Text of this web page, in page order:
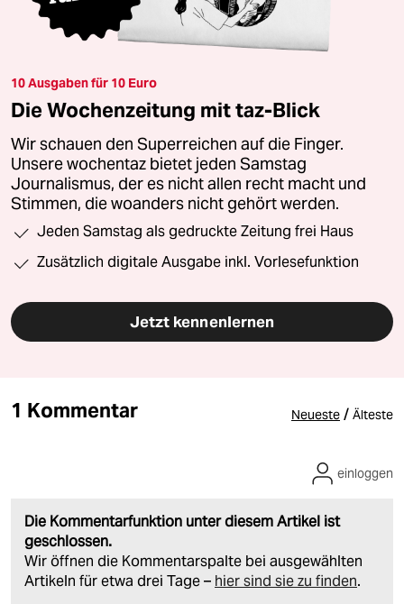
10 Ausgaben für 10 Euro
Die Wochenzeitung mit taz-Blick
Wir schauen den Superreichen auf die Finger.
Unsere wochentaz bietet jeden Samstag
Journalismus, der es nicht allen recht macht und
Stimmen, die woanders nicht gehört werden.
Jeden Samstag als gedruckte Zeitung frei Haus
Zusätzlich digitale Ausgabe inkl. Vorlesefunktion
Jetzt kennenlernen
1 Kommentar Neueste / Älteste
Die Kommentarfunktion unter diesem Artikel ist
geschlossen.
Wir öffnen die Kommentarspalte bei ausgewählten
Artikeln für etwa drei Tage – hier sind sie zu finden.
einloggen